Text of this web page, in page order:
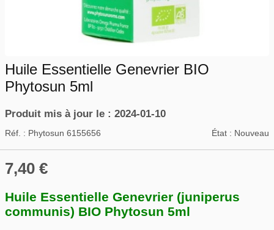
Huile Essentielle Genevrier BIO
Phytosun 5ml
Produit mis à jour le : 2024-01-10
Réf. : Phytosun 6155656 État : Nouveau
7,40 €
Huile Essentielle Genevrier (juniperus
communis) BIO Phytosun 5ml